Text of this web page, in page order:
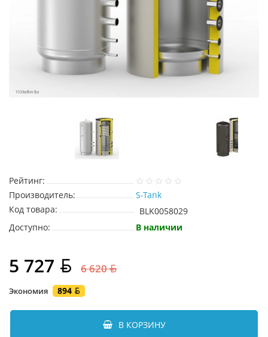
Рейтинг:
Производитель:
S-Tank
Код товара:
BLK0058029
Доступно:
В наличии
5 727 6 620
Экономия 894
В КОРЗИНУ